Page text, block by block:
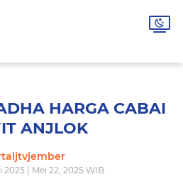
HARGA CABAI
ANJLOK
2025 | Mei 22, 2025 WIB